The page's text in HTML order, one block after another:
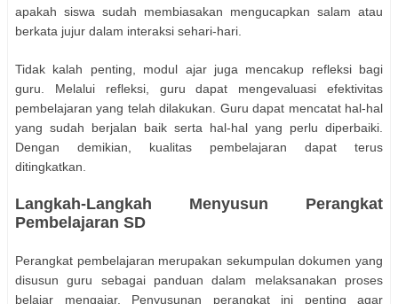
apakah siswa sudah membiasakan mengucapkan salam atau
berkata jujur dalam interaksi sehari-hari.
Tidak kalah penting, modul ajar juga mencakup refleksi bagi
guru. Melalui refleksi, guru dapat mengevaluasi efektivitas
pembelajaran yang telah dilakukan. Guru dapat mencatat hal-hal
yang sudah berjalan baik serta hal-hal yang perlu diperbaiki.
Dengan demikian, kualitas pembelajaran dapat terus
ditingkatkan.
Langkah-Langkah Menyusun Perangkat
Pembelajaran SD
Perangkat pembelajaran merupakan sekumpulan dokumen yang
disusun guru sebagai panduan dalam melaksanakan proses
belajar mengajar. Penyusunan perangkat ini penting agar